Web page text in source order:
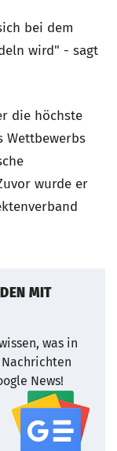
bei dem
wird" - sagt
die höchste
Wettbewerbs
wurde er
MIT
was in
News!
Service